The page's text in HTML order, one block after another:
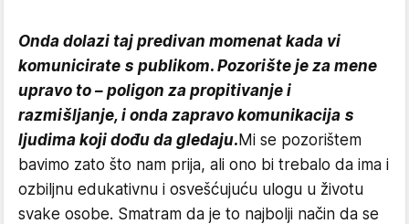
Onda dolazi taj predivan momenat kada vi
komunicirate s publikom. Pozorište je za mene
upravo to – poligon za propitivanje i
razmišljanje, i onda zapravo komunikacija s
ljudima koji dođu da gledaju. Mi se pozorištem
bavimo zato što nam prija, ali ono bi trebalo da ima i
ozbiljnu edukativnu i osvešćujuću ulogu u životu
svake osobe. Smatram da je to najbolji način da se